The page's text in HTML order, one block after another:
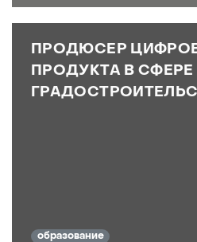
ПРОДЮСЕР
ПРОДУКТА В СФЕРЕ
образование